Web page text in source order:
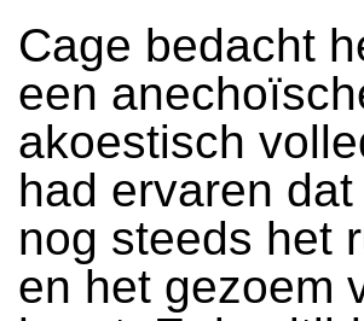
Cage bedacht
een
akoestisch
had ervaren
nog steeds het
en het gezoem